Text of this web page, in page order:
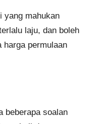
yang mahukan
laju, dan boleh
harga permulaan
beberapa soalan